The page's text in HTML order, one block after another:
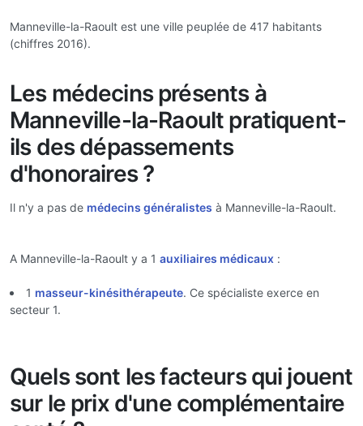
Manneville-la-Raoult est une ville peuplée de 417 habitants
(chiffres 2016).
Les médecins présents à
Manneville-la-Raoult pratiquent-
ils des dépassements
d'honoraires ?
Il n'y a pas de médecins généralistes à Manneville-la-Raoult.
A Manneville-la-Raoult y a 1 auxiliaires médicaux :
1 masseur-kinésithérapeute. Ce spécialiste exerce en
secteur 1.
Quels sont les facteurs qui jouent
sur le prix d'une complémentaire